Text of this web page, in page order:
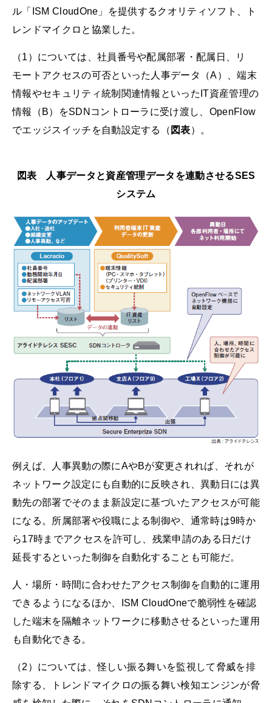
ル「ISM CloudOne」を提供するクオリティソフト、ト
レンドマイクロと協業した。
（1）については、社員番号や配属部署・配属日、リ
モートアクセスの可否といった人事データ（A）、端末
情報やセキュリティ統制関連情報といったIT資産管理の
情報（B）をSDNコントローラに受け渡し、OpenFlow
でエッジスイッチを自動設定する（ 図表）。
図表 人事データと資産管理データを連動させるSES
システム
例えば、人事異動の際にAやBが変更されれば、それが
ネットワーク設定にも自動的に反映され、異動日には異
動先の部署でそのまま新設定に基づいたアクセスが可能
になる。所属部署や役職による制御や、通常時は9時か
ら17時までアクセスを許可し、残業申請のある日だけ
延長するといった制御を自動化することも可能だ。
人・場所・時間に合わせたアクセス制御を自動的に運用
できるようになるほか、ISM CloudOneで脆弱性を確認
した端末を隔離ネットワークに移動させるといった運用
も自動化できる。
（2）については、怪しい振る舞いを監視して脅威を排
除する、トレンドマイクロの振る舞い検知エンジンが脅